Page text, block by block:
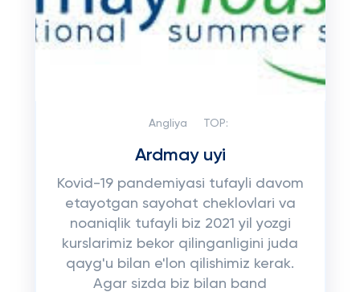
Angliya TOP:
Ardmay uyi
Kovid-19 pandemiyasi tufayli davom
etayotgan sayohat cheklovlari va
noaniqlik tufayli biz 2021 yil yozgi
kurslarimiz bekor qilinganligini juda
qayg'u bilan e'lon qilishimiz kerak.
Agar sizda biz bilan band